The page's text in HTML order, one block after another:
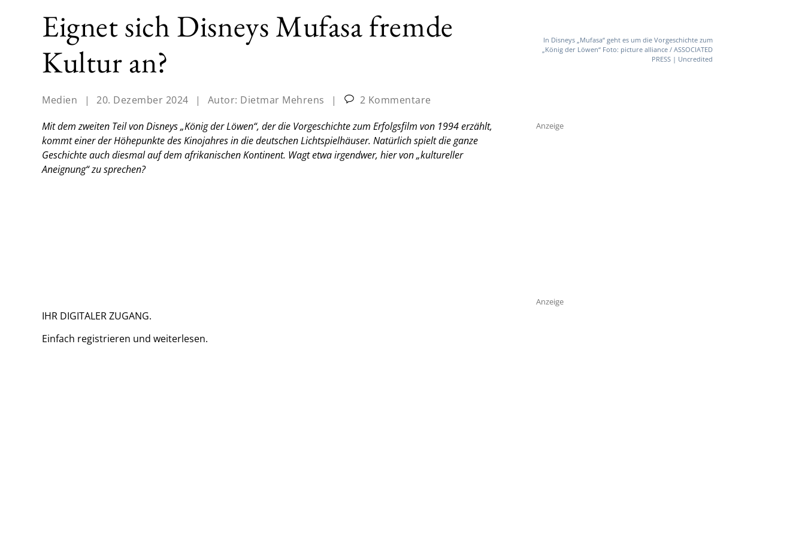
Eignet sich Disneys Mufasa fremde
Kultur an?
Medien | 20. Dezember 2024 | Autor: Dietmar Mehrens |
2 Kommentare
Mit dem zweiten Teil von Disneys „König der Löwen“, der die Vorgeschichte zum Erfolgsfilm von 1994 erzählt,
kommt einer der Höhepunkte des Kinojahres in die deutschen Lichtspielhäuser. Natürlich spielt die ganze
Geschichte auch diesmal auf dem afrikanischen Kontinent. Wagt etwa irgendwer, hier von „kultureller
Aneignung“ zu sprechen?
IHR DIGITALER ZUGANG.
Einfach registrieren und weiterlesen.
In Disneys „Mufasa“ geht es um die Vorgeschichte zum
„König der Löwen“ Foto: picture alliance / ASSOCIATED
PRESS | Uncredited
Anzeige
Anzeige